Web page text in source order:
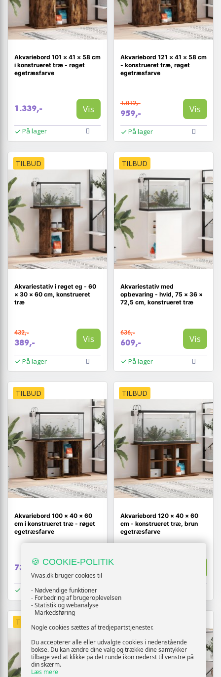
Akvariebord 101 × 41 × 58 cm
i konstrueret træ - røget
egetræsfarve
1.339,- Vis
På lager
Akvariebord 121 × 41 × 58 cm
- konstrueret træ, røget
egetræsfarve
1.012,-
959,- Vis
På lager
TILBUD
Akvariestativ i røget eg - 60
× 30 × 60 cm, konstrueret
træ
432,-
389,- Vis
På lager
TILBUD
Akvariestativ med
opbevaring - hvid, 75 × 36 ×
72,5 cm, konstrueret træ
636,-
609,- Vis
På lager
TILBUD
Akvariebord 100 × 40 × 60
cm i konstrueret træ - røget
egetræsfarve
739,- Vis
På lager
TILBUD
Akvariebord 120 × 40 × 60
cm - konstrueret træ, brun
egetræsfarve
TILBUD
🍪 COOKIE-POLITIK
Vivas.dk bruger cookies til
- Nødvendige funktioner
- Forbedring af brugeroplevelsen
- Statistik og webanalyse
- Markedsføring
Nogle cookies sættes af tredjepartstjenester.
Du accepterer alle eller udvalgte cookies i nedenstående
bokse. Du kan ændre dine valg og trække dine samtykker
tilbage ved at klikke på det runde ikon nederst til venstre på
din skærm.
Læs mere